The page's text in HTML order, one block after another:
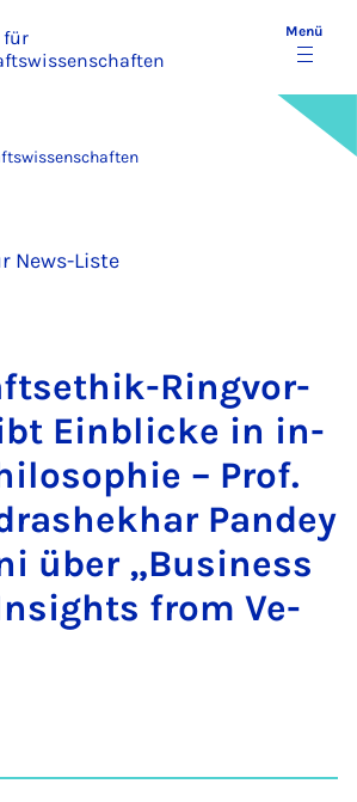
für
Menü
News-Liste
Ring­vor­
Ein­bli­cke in in­
– Prof.
Pan­dey
über „Busi­ness
from Ve­